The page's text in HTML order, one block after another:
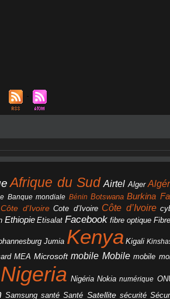
Afrique du Sud Airtel Alger
Banque mondiale Bénin Botswana Burkina
Côte d'Ivoire Cote d’Ivoire Côte d’Ivoire
Ethiopie Etisalat Facebook fibre optique
Jumia Kenya Kigali
MEA Microsoft mobile Mobile mobile
Nigeria Nigéria Nokia numérique
Samsung santé Santé Satellite sécurité